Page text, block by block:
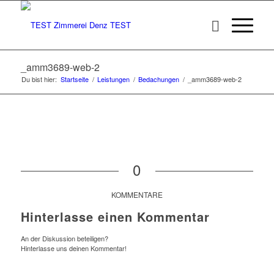
_amm3689-web-2
Du bist hier: Startseite / Leistungen / Bedachungen / _amm3689-web-2
0
KOMMENTARE
Hinterlasse einen Kommentar
An der Diskussion beteiligen?
Hinterlasse uns deinen Kommentar!